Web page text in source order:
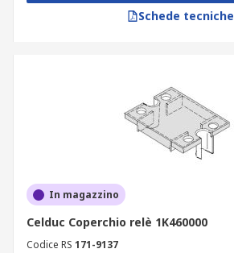
Schede tecniche
In magazzino
Celduc Coperchio relè 1K460000
Codice RS 171-9137